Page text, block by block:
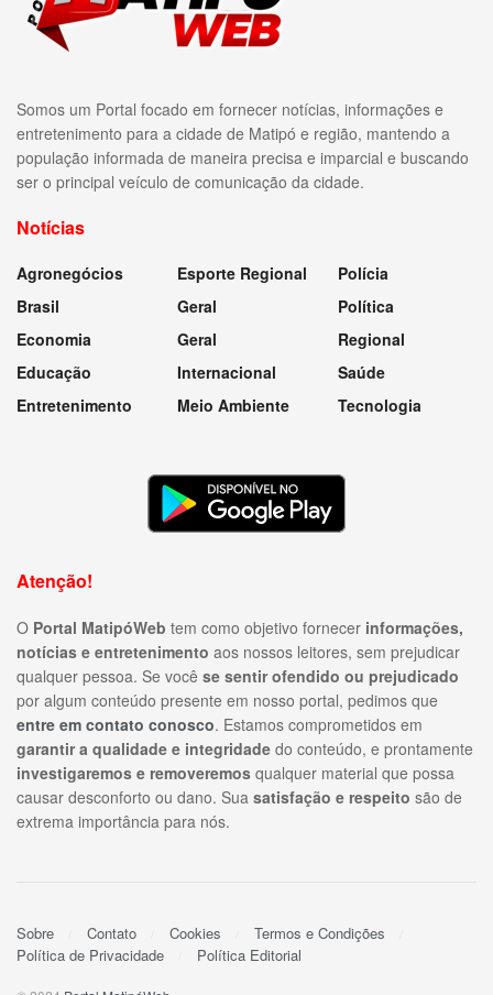
Somos um Portal focado em fornecer notícias, informações e
entretenimento para a cidade de Matipó e região, mantendo a
população informada de maneira precisa e imparcial e buscando
ser o principal veículo de comunicação da cidade.
Notícias
Agronegócios
Brasil
Economia
Educação
Entretenimento
Esporte Regional
Geral
Geral
Internacional
Meio Ambiente
Polícia
Política
Regional
Saúde
Tecnologia
Atenção!
O Portal MatipóWeb tem como objetivo fornecer informações,
notícias e entretenimento aos nossos leitores, sem prejudicar
qualquer pessoa. Se você se sentir ofendido ou prejudicado
por algum conteúdo presente em nosso portal, pedimos que
entre em contato conosco. Estamos comprometidos em
garantir a qualidade e integridade do conteúdo, e prontamente
investigaremos e removeremos qualquer material que possa
causar desconforto ou dano. Sua satisfação e respeito são de
extrema importância para nós.
Sobre Contato Cookies
Termos e Condições
Política de Privacidade
Política Editorial